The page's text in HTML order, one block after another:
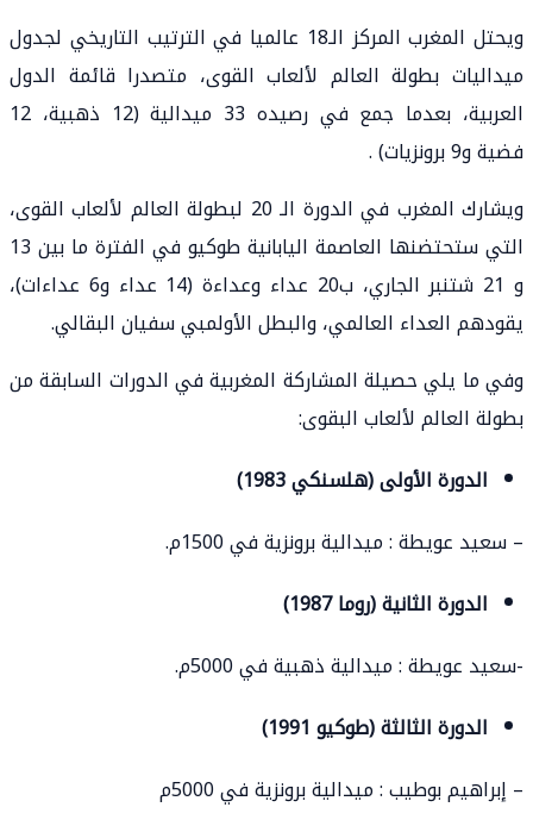
ويحتل المغرب المركز الـ18 عالميا في الترتيب التاريخي لجدول
ميداليات بطولة العالم لألعاب القوى، متصدرا قائمة الدول
العربية، بعدما جمع في رصيده 33 ميدالية (12 ذهبية، 12
فضية و9 برونزيات) .
ويشارك المغرب في الدورة الـ 20 لبطولة العالم لألعاب القوى،
التي ستحتضنها العاصمة اليابانية طوكيو في الفترة ما بين 13
و 21 شتنبر الجاري، ب20 عداء وعداءة (14 عداء و6 عداءات)،
يقودهم العداء العالمي، والبطل الأولمبي سفيان البقالي.
وفي ما يلي حصيلة المشاركة المغربية في الدورات السابقة من
بطولة العالم لألعاب البقوى:
الدورة الأولى (هلسنكي 1983)
– سعيد عويطة : ميدالية برونزية في 1500م.
الدورة الثانية (روما 1987)
-سعيد عويطة : ميدالية ذهبية في 5000م.
الدورة الثالثة (طوكيو 1991)
– إبراهيم بوطيب : ميدالية برونزية في 5000م